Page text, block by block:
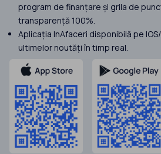
program de finanțare și grila de
transparență 100%.
Aplicația InAfaceri disponibilă pe
ultimelor noutăți în timp real.